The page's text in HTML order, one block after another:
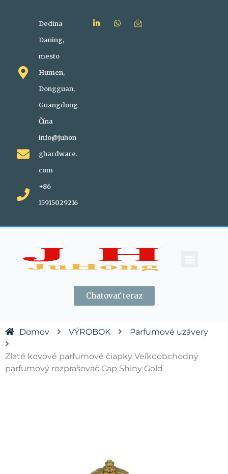
Dedina
Daning,
mesto
Humen,
Dongguan,
Guangdong
Čína
info@juhon
ghardware.
com
+86
15915029216
Chatovať teraz
Domov VÝROBOK Parfumové uzávery
Zlaté kovové parfumové čiapky Veľkoobchodný
parfumový rozprašovač Cap Shiny Gold